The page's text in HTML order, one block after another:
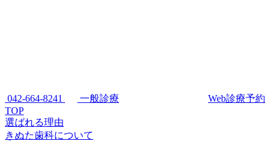
042-664-8241 一般診療
Web診療予約
TOP
選ばれる理由
きぬた歯科について